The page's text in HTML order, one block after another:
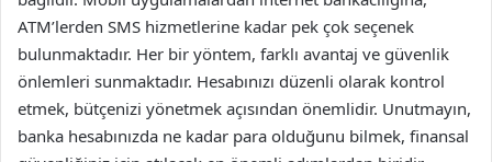
ATM’lerden SMS hizmetlerine kadar pek çok seçenek
bulunmaktadır. Her bir yöntem, farklı avantaj ve güvenlik
önlemleri sunmaktadır. Hesabınızı düzenli olarak kontrol
etmek, bütçenizi yönetmek açısından önemlidir. Unutmayın,
banka hesabınızda ne kadar para olduğunu bilmek, finansal